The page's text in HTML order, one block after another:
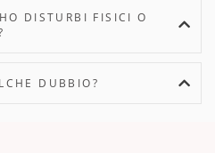
DISTURBI FISICI O
DUBBIO?